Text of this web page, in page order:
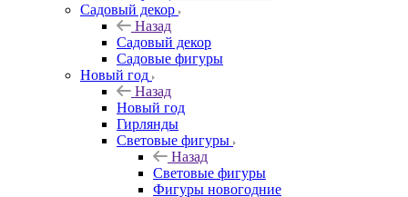
Садовый декор
Назад
Садовый декор
Садовые фигуры
Новый год
Назад
Новый год
Гирлянды
Световые фигуры
Назад
Световые фигуры
Фигуры новогодние